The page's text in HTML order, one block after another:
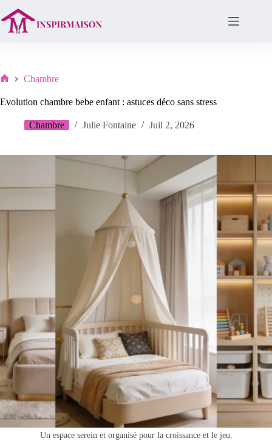
au
contenu
Chambre
Evolution chambre bebe enfant : astuces déco sans stress
Chambre Julie Fontaine Juil 2, 2026
Un espace serein et organisé pour la croissance et le jeu.